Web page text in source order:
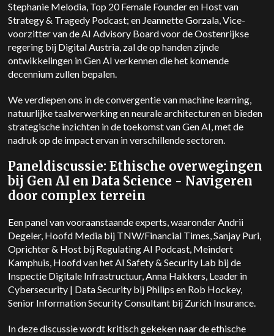
Stephanie Melodia, Top 20 Female Founder en Host van
Strategy & Tragedy Podcast; en Jeannette Gorzala, Vice-
voorzitter van de AI Advisory Board voor de Oostenrijkse
regering bij Digital Austria, zal de op handen zijnde
ontwikkelingen in Gen AI verkennen die het komende
decennium zullen bepalen.
We verdiepen ons in de convergentie van machine learning,
natuurlijke taalverwerking en neurale architecturen en bieden
strategische inzichten in de toekomst van Gen AI, met de
nadruk op de impact ervan in verschillende sectoren.
Paneldiscussie: Ethische overwegingen
bij Gen AI en Data Science - Navigeren
door complex terrein
Een panel van vooraanstaande experts, waaronder Andrii
Degeler, Hoofd Media bij TNW/Financial Times, Sanjay Puri,
Oprichter & Host bij Regulating AI Podcast, Meindert
Kamphuis, Hoofd van het AI Safety & Security Lab bij de
Inspectie Digitale Infrastructuur, Anna Hakkers, Leader in
Cybersecurity | Data Security bij Philips en Rob Hockey,
Senior Information Security Consultant bij Zurich Insurance.
In deze discussie wordt kritisch gekeken naar de ethische